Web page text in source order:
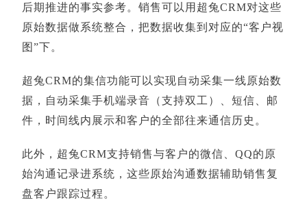
后期推进的事实参考。销售可以用超兔CRM对这些
原始数据做系统整合，把数据收集到对应的“客户视
图”下。
超兔CRM的集信功能可以实现自动采集一线原始数
据，自动采集手机端录音（支持双工）、短信、邮
件，时间线内展示和客户的全部往来通信历史。
此外，超兔CRM支持销售与客户的微信、QQ的原
始沟通记录进系统，这些原始沟通数据辅助销售复
盘客户跟踪过程。